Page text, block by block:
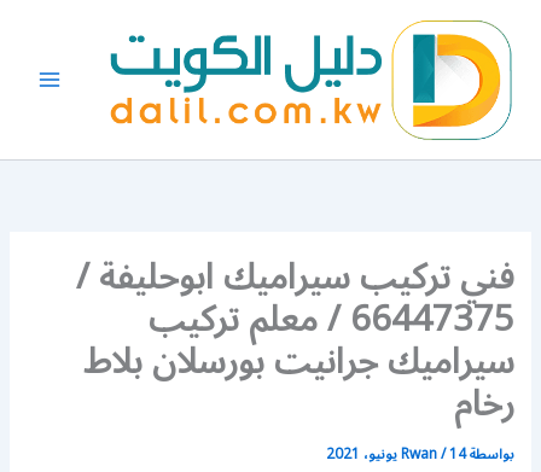
المحتوى
فني تركيب سيراميك ابوحليفة /
66447375 / معلم تركيب
سيراميك جرانيت بورسلان بلاط
رخام
بواسطة Rwan/14 يونيو، 2021